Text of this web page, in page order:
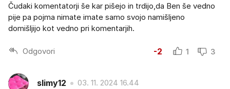
Čudaki komentatorji še kar pišejo in trdijo,da Ben še vedno
pije pa pojma nimate imate samo svojo namišljeno
domišljijo kot vedno pri komentarjih.
Odgovori -2 1 3
slimy12 03. 11. 2024 16.44